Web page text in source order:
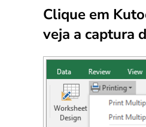
Clique em
veja a captura